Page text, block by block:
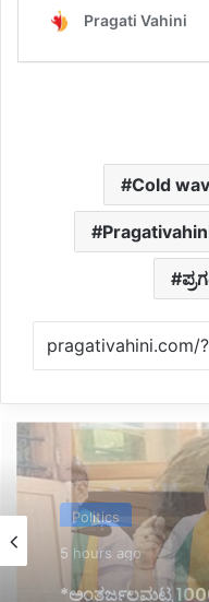
Cold
Politics
6 hours ago
*ಹೊರಟ್ಟಿಯವರಿಂದ